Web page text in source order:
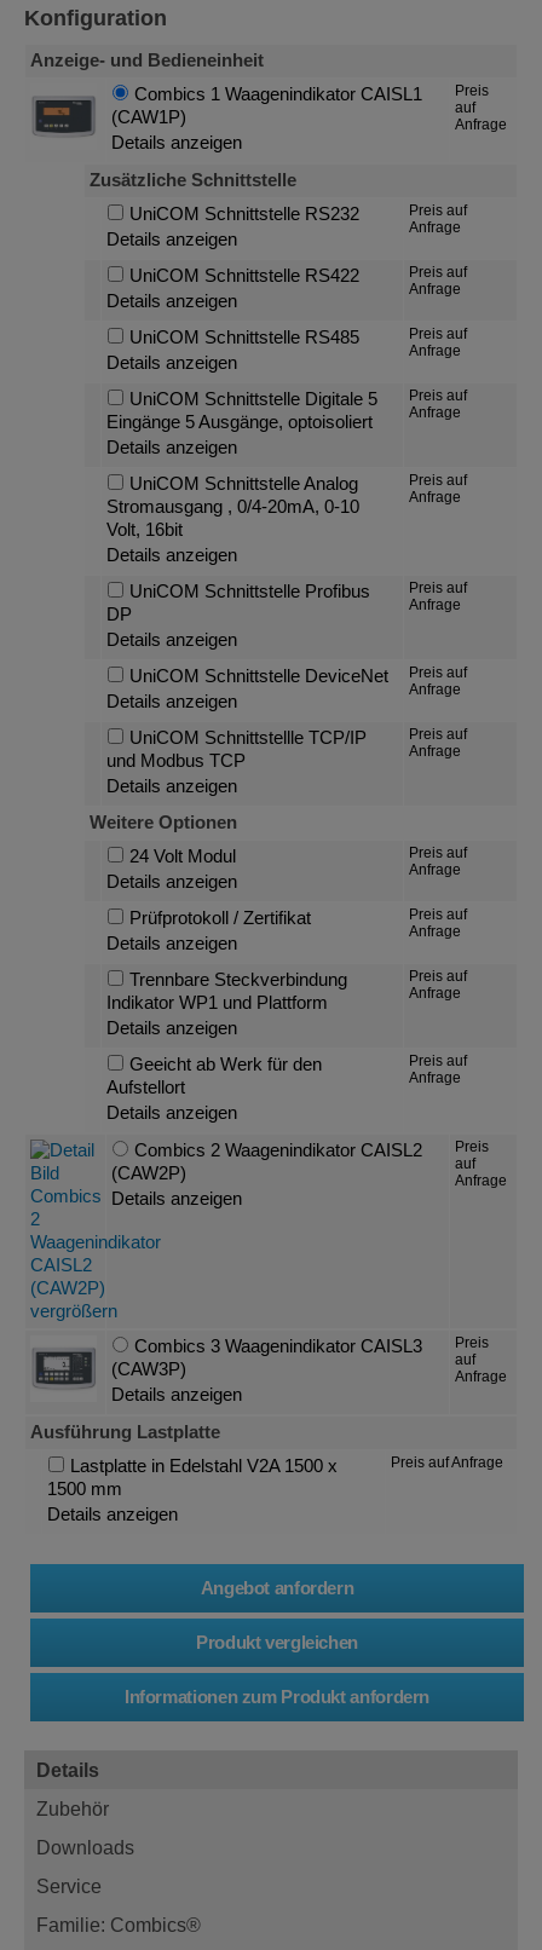
Konfiguration
Anzeige- und Bedieneinheit
Combics 1 Waagenindikator CAISL1
(CAW1P)
Details anzeigen
Preis
auf
Anfrage
Zusätzliche Schnittstelle
UniCOM Schnittstelle RS232
Details anzeigen
Preis auf
Anfrage
UniCOM Schnittstelle RS422
Details anzeigen
Preis auf
Anfrage
UniCOM Schnittstelle RS485
Details anzeigen
Preis auf
Anfrage
UniCOM Schnittstelle Digitale 5
Eingänge 5 Ausgänge, optoisoliert
Details anzeigen
Preis auf
Anfrage
UniCOM Schnittstelle Analog
Stromausgang , 0/4-20mA, 0-10
Volt, 16bit
Details anzeigen
Preis auf
Anfrage
UniCOM Schnittstelle Profibus
DP
Details anzeigen
Preis auf
Anfrage
UniCOM Schnittstelle DeviceNet
Details anzeigen
Preis auf
Anfrage
UniCOM Schnittstellle TCP/IP
und Modbus TCP
Details anzeigen
Preis auf
Anfrage
Weitere Optionen
24 Volt Modul
Details anzeigen
Preis auf
Anfrage
Prüfprotokoll / Zertifikat
Details anzeigen
Preis auf
Anfrage
Trennbare Steckverbindung
Indikator WP1 und Plattform
Details anzeigen
Preis auf
Anfrage
Geeicht ab Werk für den
Aufstellort
Details anzeigen
Preis auf
Anfrage
Combics 2 Waagenindikator CAISL2
(CAW2P)
Details anzeigen
Preis
auf
Anfrage
Combics 3 Waagenindikator CAISL3
(CAW3P)
Details anzeigen
Preis
auf
Anfrage
Ausführung Lastplatte
Lastplatte in Edelstahl V2A 1500 x
1500 mm
Details anzeigen
Preis auf Anfrage
Details
Zubehör
Downloads
Service
Familie: Combics®